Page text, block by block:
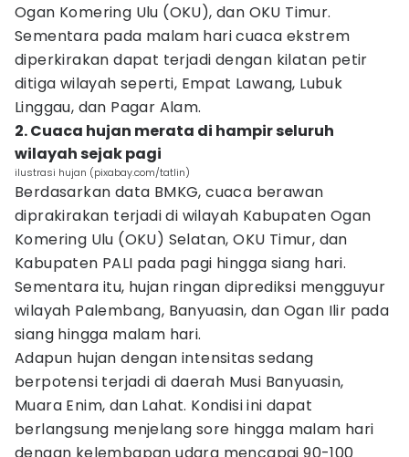
Ogan Komering Ulu (OKU), dan OKU Timur.
Sementara pada malam hari cuaca ekstrem
diperkirakan dapat terjadi dengan kilatan petir
ditiga wilayah seperti, Empat Lawang, Lubuk
Linggau, dan Pagar Alam.
2. Cuaca hujan merata di hampir seluruh
wilayah sejak pagi
ilustrasi hujan (pixabay.com/tatlin)
Berdasarkan data BMKG, cuaca berawan
diprakirakan terjadi di wilayah Kabupaten Ogan
Komering Ulu (OKU) Selatan, OKU Timur, dan
Kabupaten PALI pada pagi hingga siang hari.
Sementara itu, hujan ringan diprediksi mengguyur
wilayah Palembang, Banyuasin, dan Ogan Ilir pada
siang hingga malam hari.
Adapun hujan dengan intensitas sedang
berpotensi terjadi di daerah Musi Banyuasin,
Muara Enim, dan Lahat. Kondisi ini dapat
berlangsung menjelang sore hingga malam hari